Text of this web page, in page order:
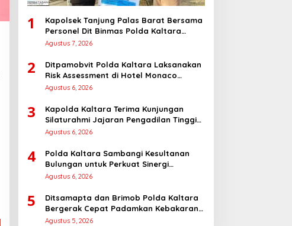
1
Kapolsek Tanjung Palas Barat Bersama
Personel Dit Binmas Polda Kaltara
Salurkan Beras SPHP Kepada
Agustus 7, 2026
2
Ditpamobvit Polda Kaltara Laksanakan
Risk Assessment di Hotel Monaco
Tarakan
Agustus 6, 2026
3
Kapolda Kaltara Terima Kunjungan
Silaturahmi Jajaran Pengadilan Tinggi
Kaltara
Agustus 6, 2026
4
Polda Kaltara Sambangi Kesultanan
Bulungan untuk Perkuat Sinergi
Kamtibmas
Agustus 6, 2026
5
Ditsamapta dan Brimob Polda Kaltara
Bergerak Cepat Padamkan Kebakaran
Lahan Gambut 2 Hektar di Bulungan
Agustus 5, 2026